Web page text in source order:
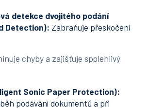
detekce dvojitého podání
Detection): Zabraňuje přeskočení
chyby a zajišťuje spolehlivý
Sonic Paper Protection):
podávání dokumentů a při